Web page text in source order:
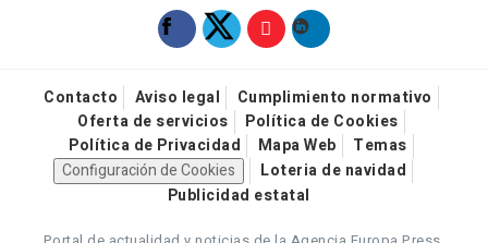
Contacto Aviso legal
Cumplimiento normativo
Oferta de servicios
Política de Cookies
Política de Privacidad
Mapa Web
Temas
Configuración de Cookies
Loteria de navidad
Publicidad estatal